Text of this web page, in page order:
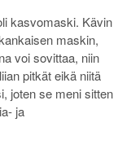
kasvomaski. Kävin
maskin,
voi sovittaa, niin
pitkät eikä niitä
joten se meni sitten
ja